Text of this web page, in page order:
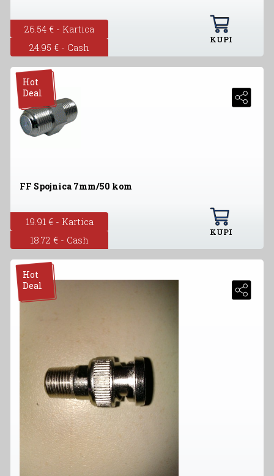
26.54 € - Kartica
24.95 € - Cash
KUPI
Hot
Deal
FF Spojnica 7mm/50 kom
19.91 € - Kartica
18.72 € - Cash
KUPI
Hot
Deal